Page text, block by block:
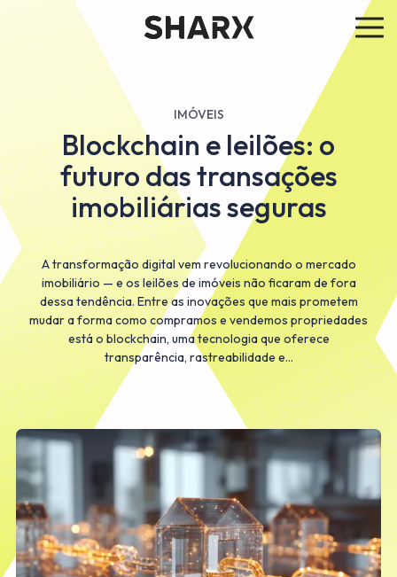
IMÓVEIS
Blockchain e leilões: o
futuro das transações
imobiliárias seguras
A transformação digital vem revolucionando o mercado
imobiliário — e os leilões de imóveis não ficaram de fora
dessa tendência. Entre as inovações que mais prometem
mudar a forma como compramos e vendemos propriedades
está o blockchain, uma tecnologia que oferece
transparência, rastreabilidade e…